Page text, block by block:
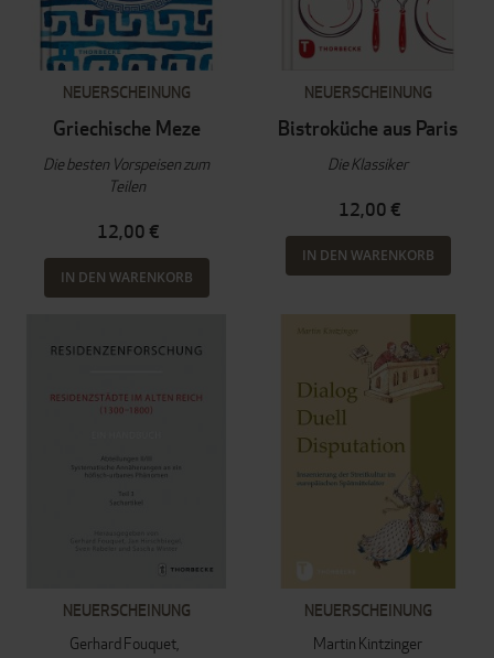
NEUERSCHEINUNG
Griechische Meze
Die besten Vorspeisen zum
Teilen
12,00 €
IN DEN WARENKORB
NEUERSCHEINUNG
Bistroküche aus Paris
Die Klassiker
12,00 €
IN DEN WARENKORB
NEUERSCHEINUNG
Gerhard Fouquet
NEUERSCHEINUNG
Martin Kintzinger